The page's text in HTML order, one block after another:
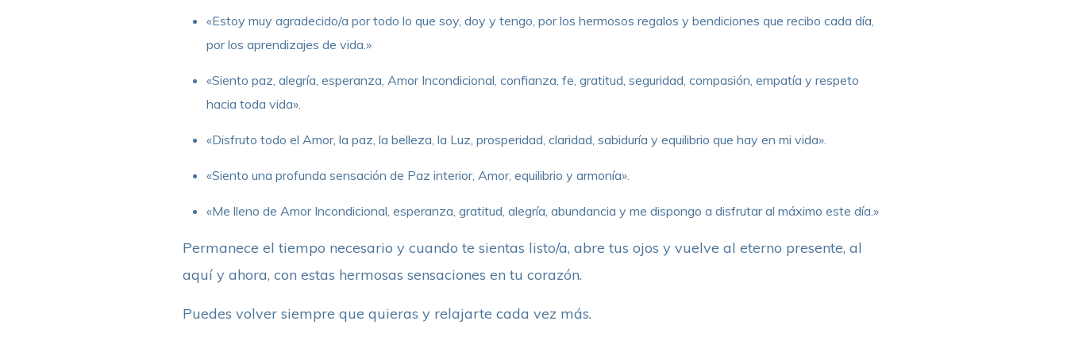
«Estoy muy agradecido/a por todo lo que soy, doy y tengo, por los hermosos regalos y bendiciones que recibo cada día,
por los aprendizajes de vida.»
«Siento paz, alegría, esperanza, Amor Incondicional, confianza, fe, gratitud, seguridad, compasión, empatía y respeto
hacia toda vida».
«Disfruto todo el Amor, la paz, la belleza, la Luz, prosperidad, claridad, sabiduría y equilibrio que hay en mi vida».
«Siento una profunda sensación de Paz interior, Amor, equilibrio y armonía».
«Me lleno de Amor Incondicional, esperanza, gratitud, alegría, abundancia y me dispongo a disfrutar al máximo este día.»
Permanece el tiempo necesario y cuando te sientas listo/a, abre tus ojos y vuelve al eterno presente, al
aquí y ahora, con estas hermosas sensaciones en tu corazón.
Puedes volver siempre que quieras y relajarte cada vez más.